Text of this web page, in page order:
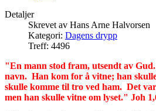
Detaljer
Skrevet av Hans Arne Halvorsen
Kategori: Dagens drypp
Treff: 4496
"En mann stod fram, utsendt av
navn. Han kom for å vitne; han
skulle komme til tro ved ham. Det
men han skulle vitne om lyset." Joh